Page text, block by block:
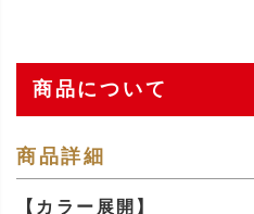
商品について
商品詳細
【カラー展開】